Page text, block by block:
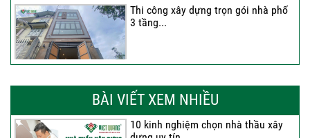
Thi công xây dựng trọn gói nhà phố
3 tầng...
Anh...
BÀI VIẾT XEM NHIỀU
10 kinh nghiệm chọn nhà thầu xây